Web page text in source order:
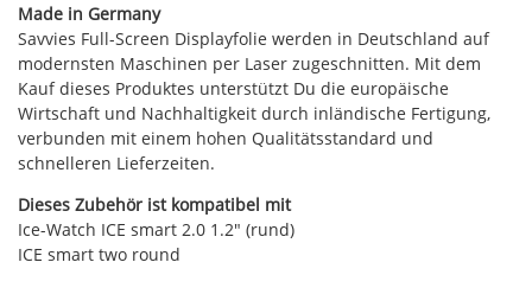
Made in Germany
Savvies Full-Screen Displayfolie werden in Deutschland auf
modernsten Maschinen per Laser zugeschnitten. Mit dem
Kauf dieses Produktes unterstützt Du die europäische
Wirtschaft und Nachhaltigkeit durch inländische Fertigung,
verbunden mit einem hohen Qualitätsstandard und
schnelleren Lieferzeiten.
Dieses Zubehör ist kompatibel mit
Ice-Watch ICE smart 2.0 1.2" (rund)
ICE smart two round